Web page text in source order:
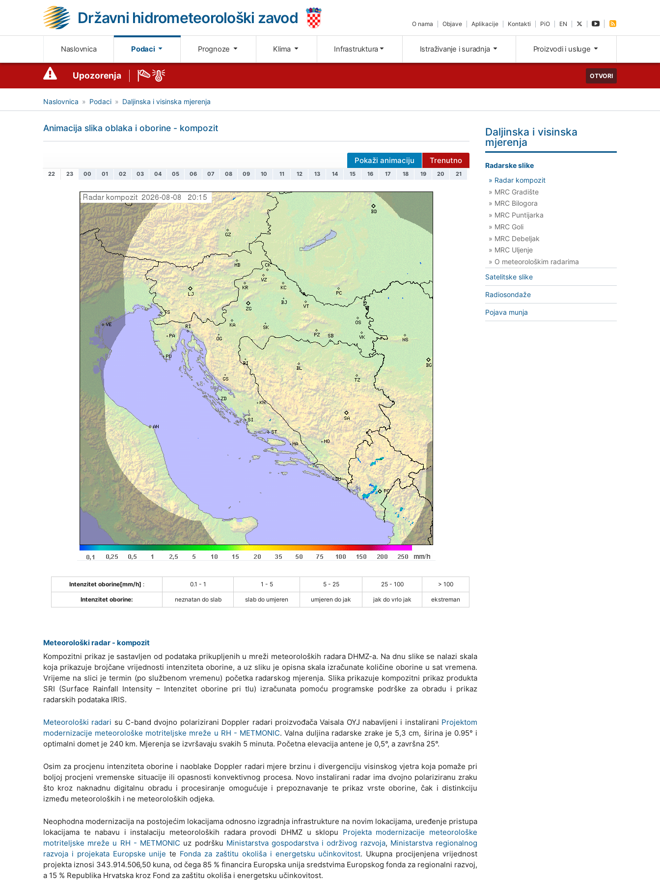
Državni hidrometeorološki zavod O nama Objave Aplikacije Kontakti PiO EN
Naslovnica Podaci Prognoze Klima Infrastruktura Istraživanje i suradnja Proizvodi i usluge
Upozorenja OTVORI
Naslovnica Podaci Daljinska i visinska mjerenja
Animacija slika oblaka i oborine - kompozit
Pokaži animaciju Trenutno
22 23 00 01 02 03 04 05 06 07 08 09 10 11 12 13 14 15 16 17 18 19 20 21
Intenzitet oborine[mm/h] : 0.1 - 1 1 - 5 5 - 25 25 - 100 > 100
Intenzitet oborine: neznatan do slab slab do umjeren umjeren do jak jak do vrlo jak ekstreman
Meteorološki radar - kompozit
Kompozitni prikaz je sastavljen od podataka prikupljenih u mreži meteoroloških radara DHMZ-a. Na dnu slike se nalazi skala
koja prikazuje brojčane vrijednosti intenziteta oborine, a uz sliku je opisna skala izračunate količine oborine u sat vremena.
Vrijeme na slici je termin (po službenom vremenu) početka radarskog mjerenja. Slika prikazuje kompozitni prikaz produkta
SRI (Surface Rainfall Intensity – Intenzitet oborine pri tlu) izračunata pomoću programske podrške za obradu i prikaz
radarskih podataka IRIS.
Meteorološki radari su C-band dvojno polarizirani Doppler radari proizvođača Vaisala OYJ nabavljeni i instalirani Projektom
modernizacije meteorološke motriteljske mreže u RH - METMONIC. Valna duljina radarske zrake je 5,3 cm, širina je 0.95° i
optimalni domet je 240 km. Mjerenja se izvršavaju svakih 5 minuta. Početna elevacija antene je 0,5°, a završna 25°.
Osim za procjenu intenziteta oborine i naoblake Doppler radari mjere brzinu i divergenciju visinskog vjetra koja pomaže pri
boljoj procjeni vremenske situacije ili opasnosti konvektivnog procesa. Novo instalirani radar ima dvojno polariziranu zraku
što kroz naknadnu digitalnu obradu i procesiranje omogućuje i prepoznavanje te prikaz vrste oborine, čak i distinkciju
između meteoroloških i ne meteoroloških odjeka.
Neophodna modernizacija na postojećim lokacijama odnosno izgradnja infrastrukture na novim lokacijama, uređenje pristupa
lokacijama te nabavu i instalaciju meteoroloških radara provodi DHMZ u sklopu Projekta modernizacije meteorološke
motriteljske mreže u RH - METMONIC uz podršku Ministarstva gospodarstva i održivog razvoja, Ministarstva regionalnog
razvoja i projekata Europske unije te Fonda za zaštitu okoliša i energetsku učinkovitost. Ukupna procijenjena vrijednost
projekta iznosi 343.914.506,50 kuna, od čega 85 % financira Europska unija sredstvima Europskog fonda za regionalni razvoj,
a 15 % Republika Hrvatska kroz Fond za zaštitu okoliša i energetsku učinkovitost.
Daljinska i visinska
mjerenja
Radarske slike
» Radar kompozit
» MRC Gradište
» MRC Bilogora
» MRC Puntijarka
» MRC Goli
» MRC Debeljak
» MRC Uljenje
» O meteorološkim radarima
Satelitske slike
Radiosondaže
Pojava munja